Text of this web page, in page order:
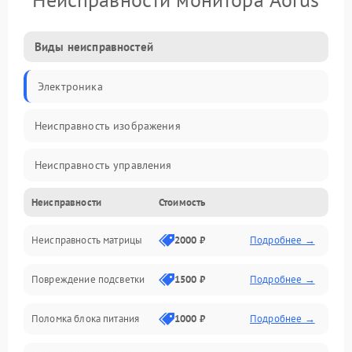
Виды неисправностей
Электроника
Неисправность изображения
Неисправность управления
Неисправность интерфейсов
Прочие неисправности
Неисправность звука
Механические повреждения
Неисправности Стоимость
Неисправность матрицы 2000 ₽ Подробнее →
Повреждение подсветки 1500 ₽ Подробнее →
Поломка блока питания 1000 ₽ Подробнее →